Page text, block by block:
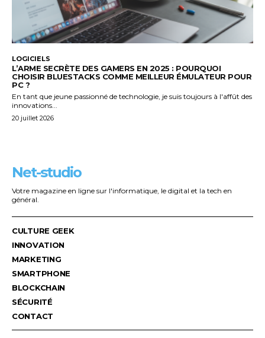
LOGICIELS
L’ARME SECRÈTE DES GAMERS EN 2025 : POURQUOI
CHOISIR BLUESTACKS COMME MEILLEUR ÉMULATEUR POUR
PC ?
En tant que jeune passionné de technologie, je suis toujours à l'affût des
innovations...
20 juillet 2026
Net-studio
Votre magazine en ligne sur l'informatique, le digital et la tech en
général.
CULTURE GEEK
INNOVATION
MARKETING
SMARTPHONE
BLOCKCHAIN
SÉCURITÉ
CONTACT